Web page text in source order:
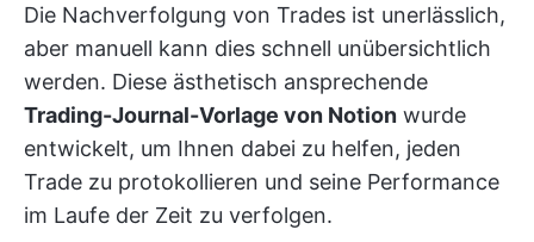
Die Nachverfolgung von Trades ist unerlässlich,
aber manuell kann dies schnell unübersichtlich
werden. Diese ästhetisch ansprechende
Trading-Journal-Vorlage von Notion wurde
entwickelt, um Ihnen dabei zu helfen, jeden
Trade zu protokollieren und seine Performance
im Laufe der Zeit zu verfolgen.